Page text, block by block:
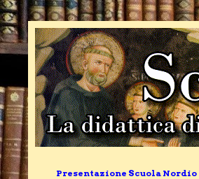
Presentazione Scuola Nordio